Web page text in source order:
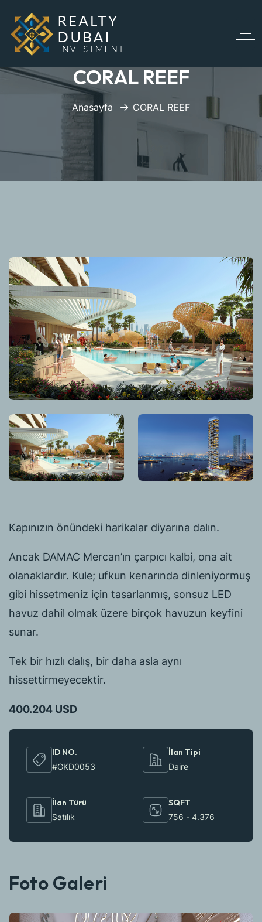
CORAL REEF
Anasayfa CORAL REEF
Kapınızın önündeki harikalar diyarına dalın.
Ancak DAMAC Mercan’ın çarpıcı kalbi, ona ait
olanaklardır. Kule; ufkun kenarında dinleniyormuş
gibi hissetmeniz için tasarlanmış, sonsuz LED
havuz dahil olmak üzere birçok havuzun keyfini
sunar.
Tek bir hızlı dalış, bir daha asla aynı
hissettirmeyecektir.
400.204 USD
ID NO.
#GKD0053
İlan Tipi
Daire
İlan Türü
Satılık
SQFT
756 - 4.376
Foto Galeri